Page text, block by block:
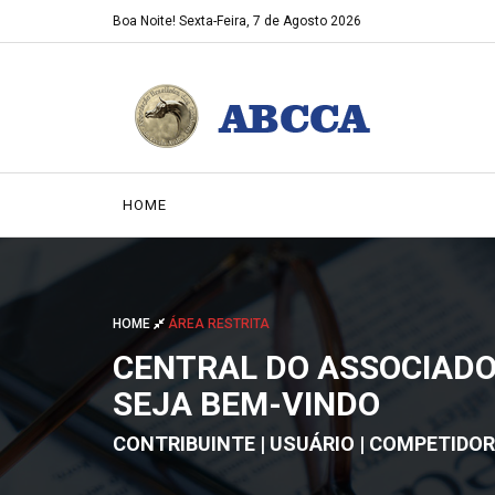
Boa Noite! Sexta-Feira, 7 de Agosto 2026
HOME
HOME ÁREA RESTRITA
CENTRAL DO
SEJA BEM-VINDO
CONTRIBUINTE | USUÁRIO | COMPETIDOR